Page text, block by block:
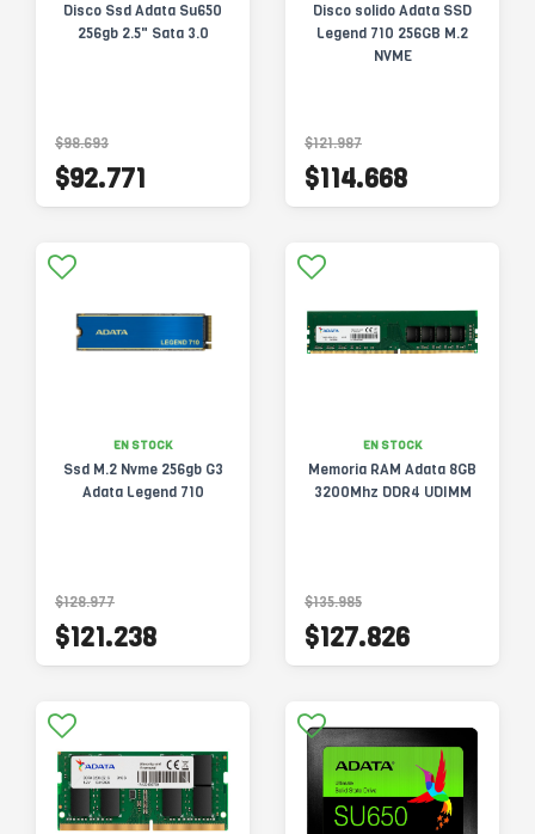
Disco Ssd Adata Su650
256gb 2.5" Sata 3.0
$98.693
$92.771
Disco solido Adata SSD
Legend 710 256GB M.2
NVME
$121.987
$114.668
EN STOCK
Ssd M.2 Nvme 256gb G3
Adata Legend 710
$128.977
$121.238
EN STOCK
Memoria RAM Adata 8GB
3200Mhz DDR4 UDIMM
$135.985
$127.826